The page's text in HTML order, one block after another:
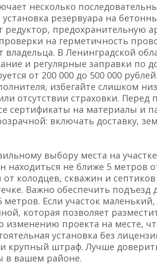
несколько
резервуара на
предохранительную
на герметичность
владельца. В Ленинградской
и регулярные заправки по
от 200 000 до 500 000
избегайте слишком
отсутствии страховки. Перед
сертификаты на материалы и
включать доставку,
выбору места на
находиться не ближе 5 метров
от колодцев, скважин и
Важно обеспечить
Если участок
которая позволяет
изменению проекта на месте,
установка без
крупный штраф. Лучше
вашем районе.